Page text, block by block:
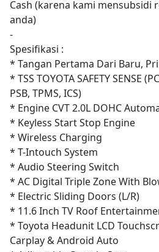
Cash (karena kami mensubsidi
anda)
-
Spesifikasi :
* Tangan Pertama Dari Baru,
* TSS TOYOTA SAFETY SENSE
PSB, TPMS, ICS)
* Engine CVT 2.0L DOHC
* Keyless Start Stop Engine
* Wireless Charging
* T-Intouch System
* Audio Steering Switch
* AC Digital Triple Zone With
* Electric Sliding Doors (L/R)
* 11.6 Inch TV Roof
* Toyota Headunit LCD
Carplay & Android Auto